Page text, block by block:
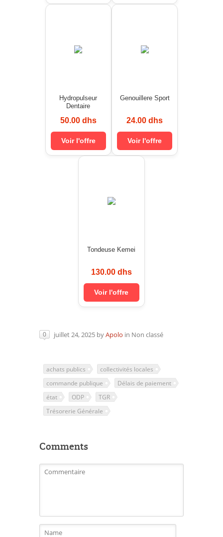
Hydropulseur
Dentaire
50.00 dhs
Voir l'offre
Genouillere Sport
24.00 dhs
Voir l'offre
Tondeuse Kemei
130.00 dhs
Voir l'offre
0 juillet 24, 2025 byApolo in Non classé
achats publics
collectivités locales
commande publique
Délais de paiement
état
ODP
TGR
Trésorerie Générale
Comments